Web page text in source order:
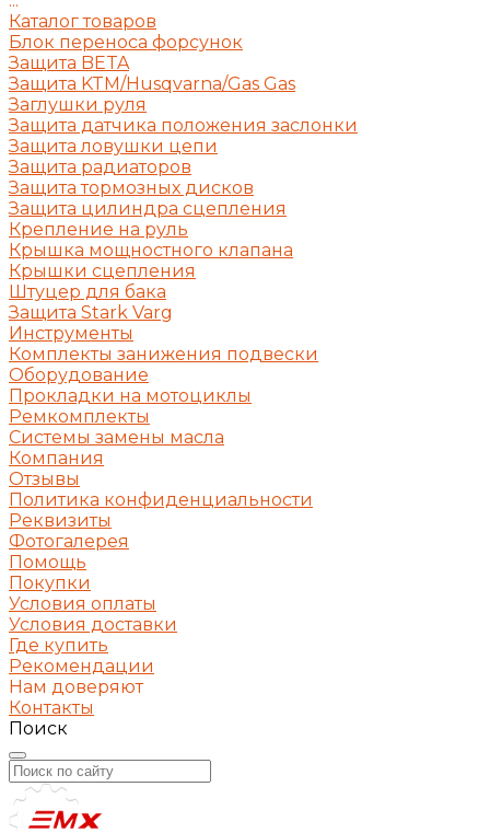
Каталог товаров
Блок переноса форсунок
Защита BETA
Защита KTM/Husqvarna/Gas Gas
Заглушки руля
Защита датчика положения заслонки
Защита ловушки цепи
Защита радиаторов
Защита тормозных дисков
Защита цилиндра сцепления
Крепление на руль
Крышка мощностного клапана
Крышки сцепления
Штуцер для бака
Защита Stark Varg
Инструменты
Комплекты занижения подвески
Оборудование
Прокладки на мотоциклы
Ремкомплекты
Системы замены масла
Компания
Отзывы
Политика конфиденциальности
Реквизиты
Фотогалерея
Помощь
Покупки
Условия оплаты
Условия доставки
Где купить
Рекомендации
Нам доверяют
Контакты
Поиск